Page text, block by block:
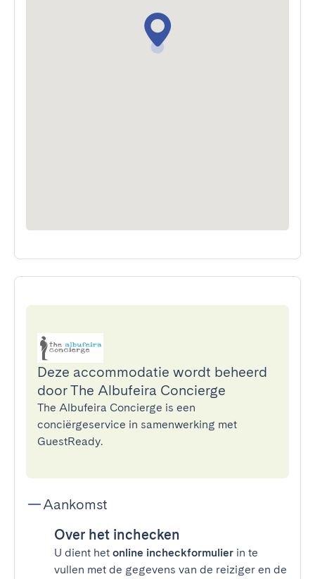
Deze accommodatie wordt beheerd
door The Albufeira Concierge
The Albufeira Concierge is een
conciërgeservice in samenwerking met
GuestReady.
Aankomst
Over het inchecken
U dient het online incheckformulier in te
vullen met de gegevens van de reiziger en de